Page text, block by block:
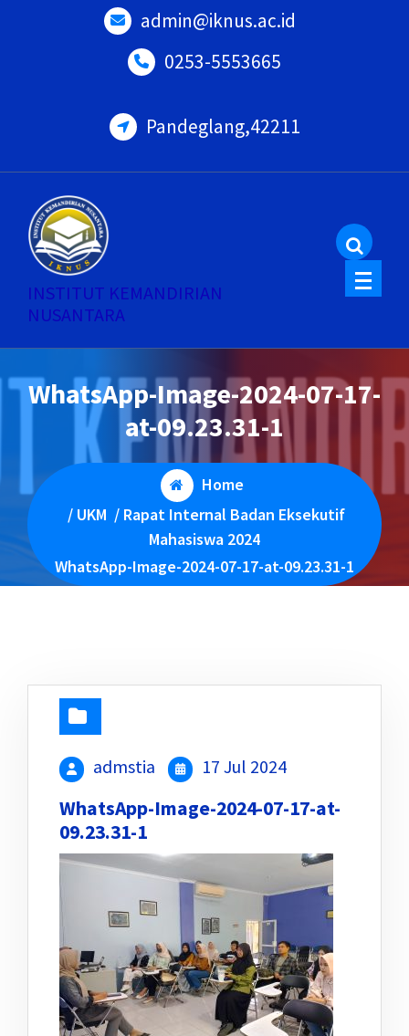
admin@iknus.ac.id
0253-5553665
Pandeglang,42211
INSTITUT KEMANDIRIAN
NUSANTARA
WhatsApp-Image-2024-07-17-
at-09.23.31-1
Home
/ UKM / Rapat Internal Badan Eksekutif
Mahasiswa 2024
WhatsApp-Image-2024-07-17-at-09.23.31-1
admstia 17 Jul 2024
WhatsApp-Image-2024-07-17-at-
09.23.31-1